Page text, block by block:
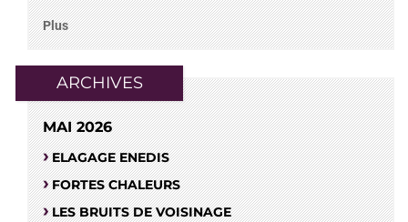
Plus
ARCHIVES
MAI 2026
ELAGAGE ENEDIS
FORTES CHALEURS
LES BRUITS DE VOISINAGE